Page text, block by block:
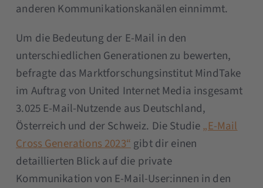
anderen Kommunikationskanälen einnimmt.
Um die Bedeutung der E-Mail in den
unterschiedlichen Generationen zu bewerten,
befragte das Marktforschungsinstitut MindTake
im Auftrag von United Internet Media insgesamt
3.025 E-Mail-Nutzende aus Deutschland,
Österreich und der Schweiz. Die Studie„E-Mail
Cross Generations 2023“gibt dir einen
detaillierten Blick auf die private
Kommunikation von E-Mail-User:innen in den